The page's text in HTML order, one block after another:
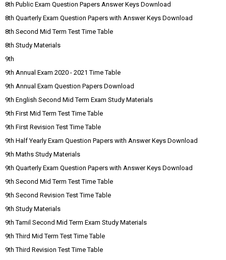
8th Public Exam Question Papers Answer Keys Download
8th Quarterly Exam Question Papers with Answer Keys Download
8th Second Mid Term Test Time Table
8th Study Materials
9th
9th Annual Exam 2020 - 2021 Time Table
9th Annual Exam Question Papers Download
9th English Second Mid Term Exam Study Materials
9th First Mid Term Test Time Table
9th First Revision Test Time Table
9th Half Yearly Exam Question Papers with Answer Keys Download
9th Maths Study Materials
9th Quarterly Exam Question Papers with Answer Keys Download
9th Second Mid Term Test Time Table
9th Second Revision Test Time Table
9th Study Materials
9th Tamil Second Mid Term Exam Study Materials
9th Third Mid Term Test Time Table
9th Third Revision Test Time Table